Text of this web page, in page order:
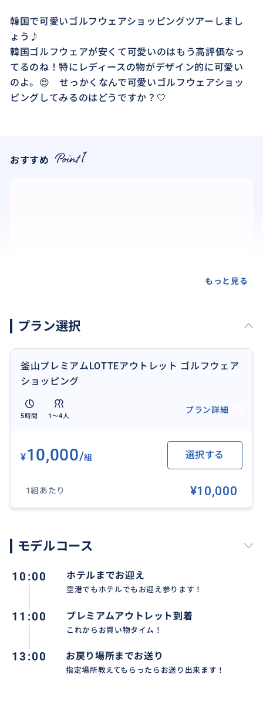
韓国で可愛いゴルフウェアショッピングツアーしまし
ょう♪
韓国ゴルフウェアが安くて可愛いのはもう高評価なっ
てるのね！特にレディースの物がデザイン的に可愛い
のよ。😍 せっかくなんで可愛いゴルフウェアショッ
ピングしてみるのはどうですか？🤍
おすすめ
可愛い🩷物ゲット！
沢山のブランド楽しめましょ⤴️
もっと見る
プラン選択
釜山プレミアムLOTTEアウトレット ゴルフウェア
ショッピング
5時間 1〜4人
プラン詳細
¥10,000/組 選択する
1組あたり ¥10,000
モデルコース
10:00 ホテルまでお迎え
空港でもホテルでもお迎え参ります！
11:00 プレミアムアウトレット到着
これからお買い物タイム！
13:00 お戻り場所までお送り
指定場所教えてもらったらお送り出来ます！